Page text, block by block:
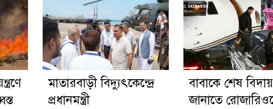
মাতারবাড়ী বিদ্যুৎকেন্দ্রে
প্রধানমন্ত্রী
বাবাকে শেষ বিদায়
জানাতে